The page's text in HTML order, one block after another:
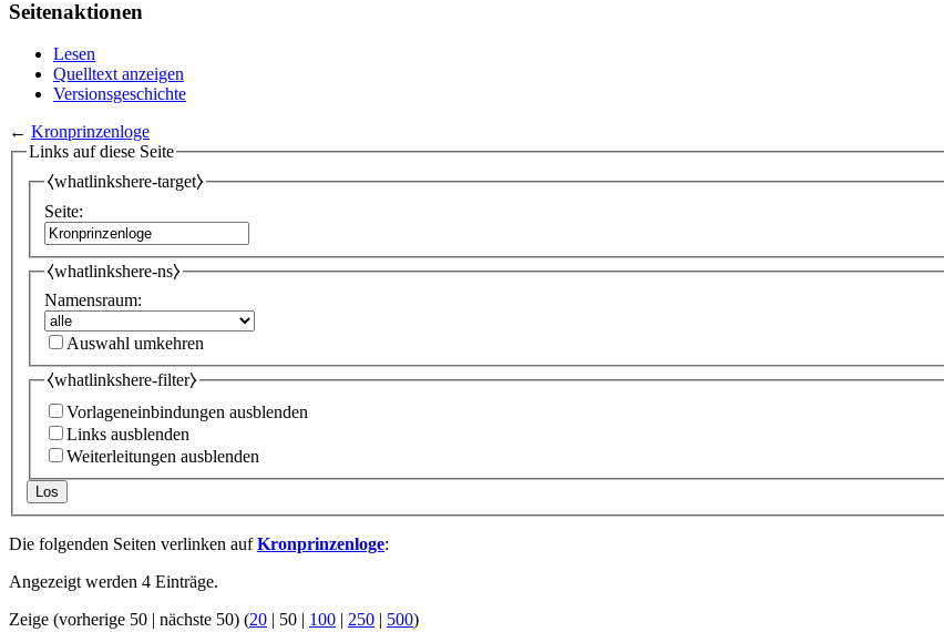
Seitenaktionen
Lesen
Quelltext anzeigen
Versionsgeschichte
← Kronprinzenloge
Links auf diese Seite
⧼whatlinkshere-target⧽
Seite:
⧼whatlinkshere-ns⧽
Namensraum:
Auswahl umkehren
⧼whatlinkshere-filter⧽
Vorlageneinbindungen ausblenden
Links ausblenden
Weiterleitungen ausblenden
Los
Die folgenden Seiten verlinken aufKronprinzenloge:
Angezeigt werden 4 Einträge.
Zeige (vorherige 50 | nächste 50) (20 | 50 | 100 | 250 | 500)